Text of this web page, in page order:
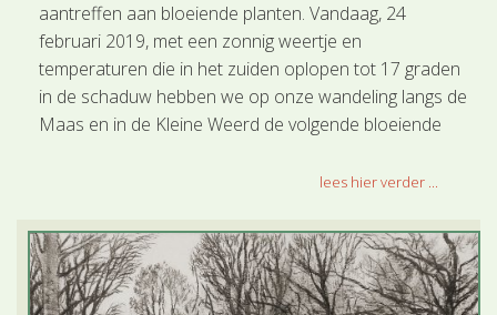
aantreffen aan bloeiende planten. Vandaag, 24
februari 2019, met een zonnig weertje en
temperaturen die in het zuiden oplopen tot 17 graden
in de schaduw hebben we op onze wandeling langs de
Maas en in de Kleine Weerd de volgende bloeiende
lees hier verder ...